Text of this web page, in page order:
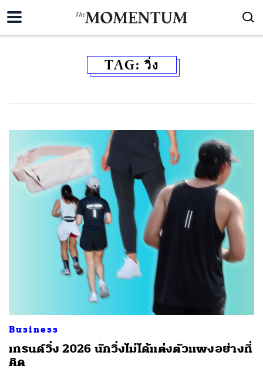
TAG: วิ่ง
Business
เทรนด์วิ่ง 2026 นักวิ่งไม่ได้แต่งตัวแพงอย่างที่
คิด